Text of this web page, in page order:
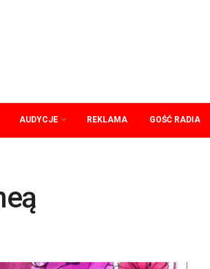
AUDYCJE REKLAMA GOŚĆ RADIA